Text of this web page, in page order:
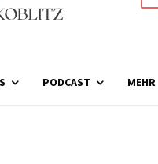
PODCAST MEHR